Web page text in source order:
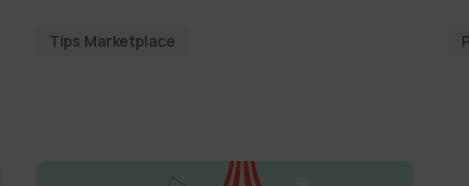
Tips Marketplace